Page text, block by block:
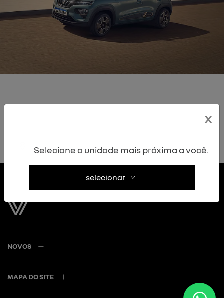
Não encontramos ofertas disponíveis para essa
NOVOS
MAPA DO SITE
x
Selecione a unidade mais próxima a você.
selecionar